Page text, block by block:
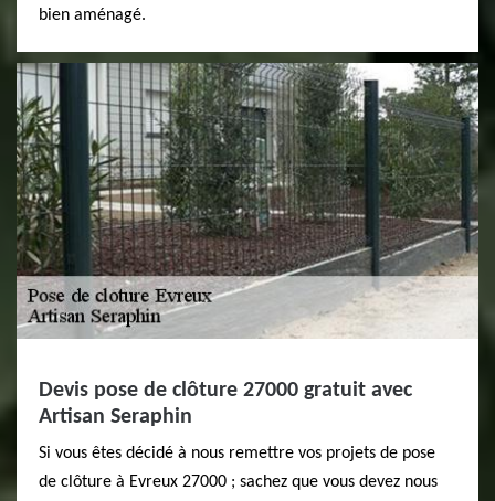
bien aménagé.
Devis pose de clôture 27000 gratuit avec
Artisan Seraphin
Si vous êtes décidé à nous remettre vos projets de pose
de clôture à Evreux 27000 ; sachez que vous devez nous